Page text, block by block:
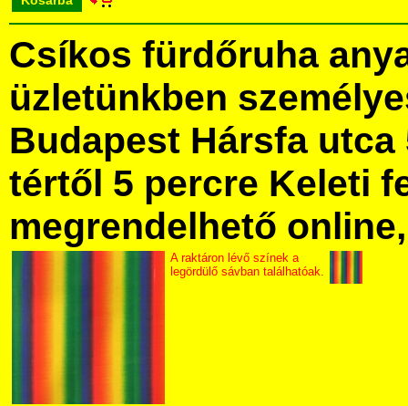
Csíkos fürdőruha
üzletünkben
Budapest Hársfa utca
tértől 5 percre Keleti
megrendelhető
A raktáron lévő színek a
legördülő sávban találhatóak.